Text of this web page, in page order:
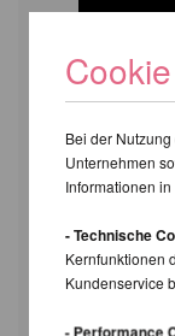
Bei der
Unternehmen
Informationen
- Technische
Kernfunktionen
Kundenservice